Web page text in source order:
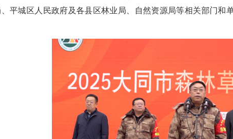
平城区人民政府及各县区林业局、自然资源局等相关部门